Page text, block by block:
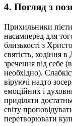
4. Погляд з
Прихильники
насамперед для
близькості з
святість, ходіння в
зречення від себе
необхідно).
віруючі надто
емоційних і
приділяти
світу
перетворювати